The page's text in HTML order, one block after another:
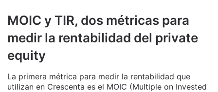
MOIC y TIR, dos métricas para
medir la rentabilidad del private
equity
La primera métrica para medir la rentabilidad que
utilizan en Crescenta es el MOIC (Multiple on Invested